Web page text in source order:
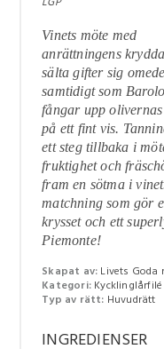
Vinets möte med
anrättningens
sälta gifter sig
samtidigt som
fångar upp
på ett fint vis.
ett steg tillbaka i
fruktighet och
fram en sötma i
matchning som gör
krysset och ett
Piemonte!
Skapat av: Livets Goda
Kategori: Kycklinglårfilé
Typ av rätt: Huvudrätt
INGREDIENSER